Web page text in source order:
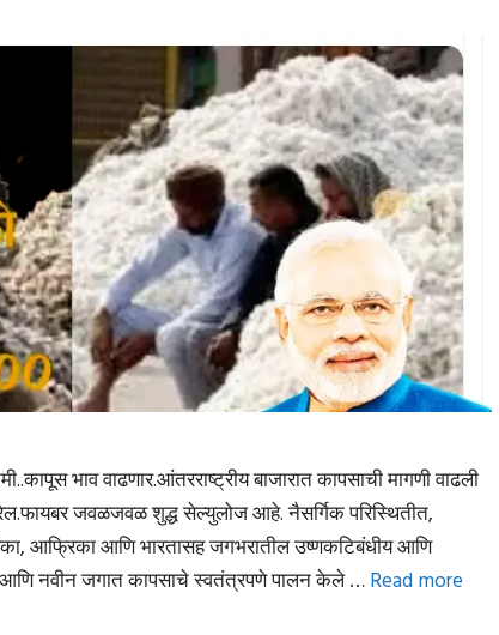
भाव वाढणार.आंतरराष्ट्रीय बाजारात कापसाची मागणी वाढली
जवळजवळ शुद्ध सेल्युलोज आहे. नैसर्गिक परिस्थितीत,
आफ्रिका आणि भारतासह जगभरातील उष्णकटिबंधीय आणि
आणि नवीन जगात कापसाचे स्वतंत्रपणे पालन केले …Read more